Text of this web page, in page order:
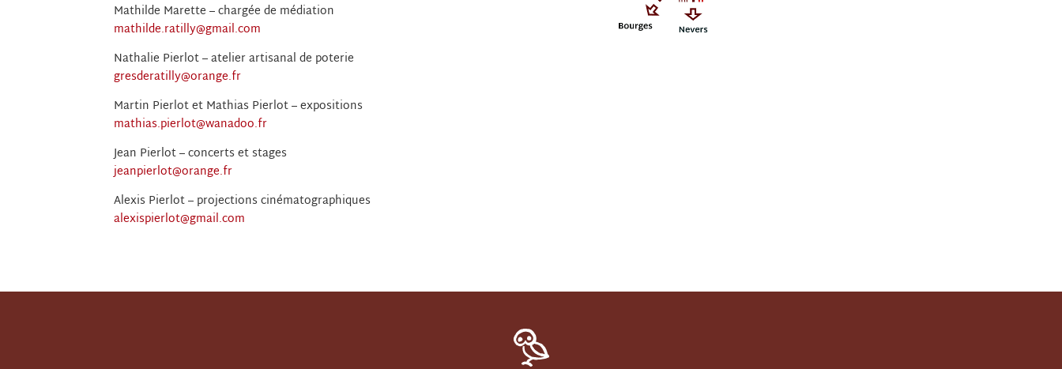
Mathilde Marette ­­– chargée de médiation
mathilde.ratilly@gmail.com
Nathalie Pierlot ­­– atelier artisanal de poterie
gresderatilly@orange.fr
Martin Pierlot et Mathias Pierlot ­­– expositions
mathias.pierlot@wanadoo.fr
Jean Pierlot ­­– concerts et stages
jeanpierlot@orange.fr
Alexis Pierlot ­­– projections cinématographiques
alexispierlot@gmail.com